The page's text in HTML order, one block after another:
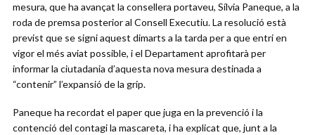
mesura, que ha avançat la consellera portaveu, Sílvia Paneque, a la
roda de premsa posterior al Consell Executiu. La resolució està
previst que se signi aquest dimarts a la tarda per a que entri en
vigor el més aviat possible, i el Departament aprofitarà per
informar la ciutadania d’aquesta nova mesura destinada a
“contenir” l’expansió de la grip.
Paneque ha recordat el paper que juga en la prevenció i la
contenció del contagi la mascareta, i ha explicat que, junt a la